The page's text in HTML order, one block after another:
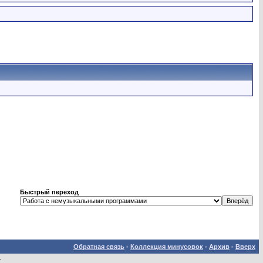
Быстрый переход
Обратная связь - Коллекция минусовок - Архив - Вверх